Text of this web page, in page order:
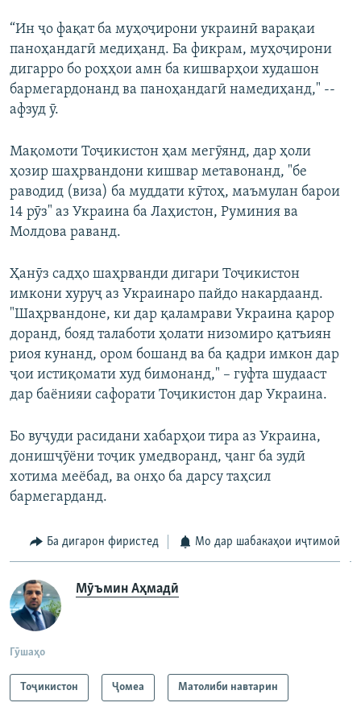
“Ин ҷо фақат ба муҳоҷирони украинӣ варақаи
паноҳандагӣ медиҳанд. Ба фикрам, муҳоҷирони
дигарро бо роҳҳои амн ба кишварҳои худашон
бармегардонанд ва паноҳандагӣ намедиҳанд," --
афзуд ӯ.
Мақомоти Тоҷикистон ҳам мегӯянд, дар ҳоли
ҳозир шаҳрвандони кишвар метавонанд, "бе
раводид (виза) ба муддати кӯтоҳ, маъмулан барои
14 рӯз" аз Украина ба Лаҳистон, Руминия ва
Молдова раванд.
Ҳанӯз садҳо шаҳрванди дигари Тоҷикистон
имкони хуруҷ аз Украинаро пайдо накардаанд.
"Шаҳрвандоне, ки дар қаламрави Украина қарор
доранд, бояд талаботи ҳолати низомиро қатъиян
риоя кунанд, ором бошанд ва ба қадри имкон дар
ҷои истиқомати худ бимонанд," – гуфта шудааст
дар баёнияи сафорати Тоҷикистон дар Украина.
Бо вуҷуди расидани хабарҳои тира аз Украина,
донишҷӯёни тоҷик умедворанд, ҷанг ба зудӣ
хотима меёбад, ва онҳо ба дарсу таҳсил
бармегарданд.
Ба дигарон фиристед Мо дар шабакаҳои иҷтимоӣ
Мӯъмин Аҳмадӣ
Гӯшаҳо
Тоҷикистон Ҷомeа Матолиби навтарин